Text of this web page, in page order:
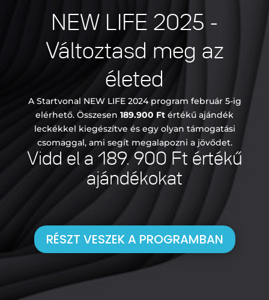
NEW LIFE 2025 -
Változtasd meg az
életed
A Startvonal NEW LIFE 2024 program február 5-ig
elérhető. Összesen 189.900 Ft értékű ajándék
leckékkel kiegészítve és egy olyan támogatási
csomaggal, ami segít megalapozni a jövődet.
Vidd el a 189. 900 Ft értékű
ajándékokat
RÉSZT VESZEK A PROGRAMBAN